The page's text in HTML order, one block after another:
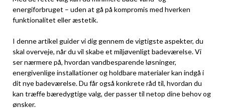
energiforbruget – uden at gå på kompromis med hverken
funktionalitet eller æstetik.
I denne artikel guider vi dig gennem de vigtigste aspekter, du
skal overveje, når du vil skabe et miljøvenligt badeværelse. Vi
ser nærmere på, hvordan vandbesparende løsninger,
energivenlige installationer og holdbare materialer kan indgå i
dit nye badeværelse. Du får også konkrete råd til, hvordan du
kan træffe bæredygtige valg, der passer til netop dine behov og
ønsker.